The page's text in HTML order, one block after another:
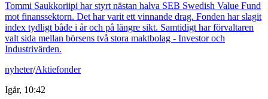
Tommi Saukkoriipi har styrt nästan halva SEB Swedish Value Fund
mot finanssektorn. Det har varit ett vinnande drag. Fonden har slagit
index tydligt både i år och på längre sikt. Samtidigt har förvaltaren
valt sida mellan börsens två stora maktbolag - Investor och
Industrivärden.
nyheter/Aktiefonder
Igår, 10:42